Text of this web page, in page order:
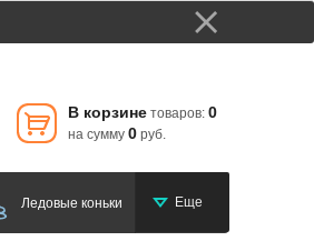
В корзине товаров: 0
на сумму 0 руб.
Ледовые коньки Еще